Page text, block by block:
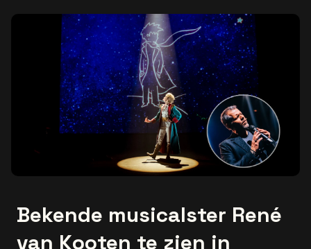
Bekende musicalster René
van Kooten te zien in